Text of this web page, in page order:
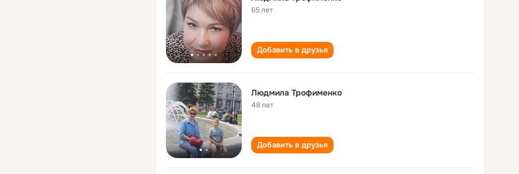
65 лет
Добавить в друзья
Людмила Трофименко
48 лет
Добавить в друзья